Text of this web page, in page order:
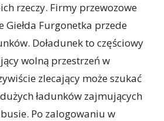
rzeczy. Firmy przewozowe
Giełda Furgonetka przede
Doładunek to częściowy
wolną przestrzeń w
zlecający może szukać
ładunków zajmujących
Po zalogowaniu w